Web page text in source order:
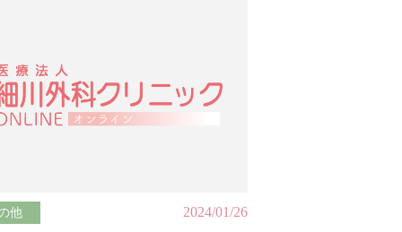
他 2024/01/26